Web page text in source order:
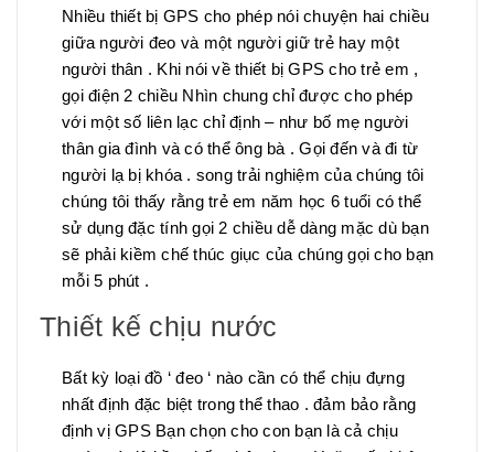
Nhiều thiết bị GPS cho phép nói chuyện hai chiều
giữa người đeo và một người giữ trẻ hay một
người thân . Khi nói về thiết bị GPS cho trẻ em ,
gọi điện 2 chiều Nhìn chung chỉ được cho phép
với một số liên lạc chỉ định – như bố mẹ người
thân gia đình và có thể ông bà . Gọi đến và đi từ
người lạ bị khóa . song trải nghiệm của chúng tôi
chúng tôi thấy rằng trẻ em năm học 6 tuổi có thể
sử dụng đặc tính gọi 2 chiều dễ dàng mặc dù bạn
sẽ phải kiềm chế thúc giục của chúng gọi cho bạn
mỗi 5 phút .
Thiết kế chịu nước
Bất kỳ loại đồ ‘ đeo ‘ nào cần có thể chịu đựng
nhất định đặc biệt trong thể thao . đảm bảo rằng
định vị GPS Bạn chọn cho con bạn là cả chịu